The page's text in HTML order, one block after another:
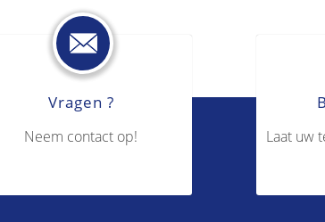
Vragen ?
Neem contact op! Laat uw